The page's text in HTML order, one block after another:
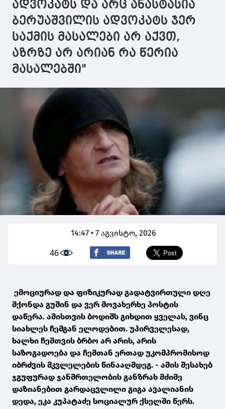
დახმარების
ფაქტზე ერთ პირს
ბრალდება
წარუდგინა
ფაქტზე
ბრალდებულ
გიორგი მალანიას
აღკვეთის
ღონისძიების
ადვოკატს და არც ანასტასია
ბერუაშვილის ადვოკატს ჯერ
საქმის მასალები არ აქვთ,
აზრზე არ არიან რა წერია
მასალებში"
14:47 • 7 აგვისტო, 2026
46
ემოციურად და ფიზიკურად გადატვირთული დღე
მქონდა გუშინ და ვერ მოვახერხე პოსტის
დაწერა. ამისთვის ბოდიშს გიხდით ყველას, ვინც
სიახლეს ჩემგან ელოდებით. უპირველესად,
ხალხი ჩემთვის ბრბო არ არის, არის
საზოგადოება და ჩემთან ერთად უკომპრომისოდ
იბრძვის მკვლელების წინააღმდეგ. - ამის შესახებ
ჯგუფურად ჯანმრთელობის განზრახ მძიმე
დაზიანებით გარდაცვლილი გიგა ავალიანის
დედა, ეკა კუპატაძე სოციალურ ქსელში წერს.